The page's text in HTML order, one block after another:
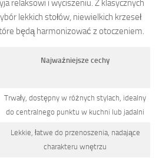
relaksowi i wyciszeniu. Z klasycznych
lekkich stołów, niewielkich krzeseł
będą harmonizować z otoczeniem.
Najważniejsze cechy
Trwały, dostępny w różnych stylach, idealny
do centralnego punktu w kuchni lub jadalni
Lekkie, łatwe do przenoszenia, nadające
charakteru wnętrzu